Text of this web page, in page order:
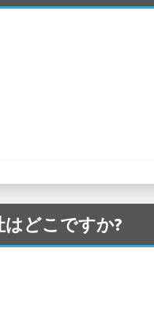
どこですか?